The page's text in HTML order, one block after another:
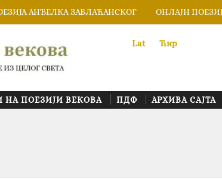
АНЂЕЛКА ЗАБЛАЋАНСКОГ ОНЛАЈН
Lat Ћир
НА ПОЕЗИЈИ ВЕКОВА ПДФ АРХИВА САЈТА